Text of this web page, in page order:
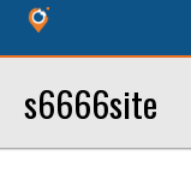
s6666site